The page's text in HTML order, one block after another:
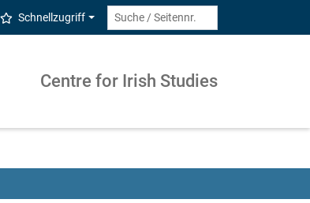
Schnellzugriff
Centre for Irish Studies